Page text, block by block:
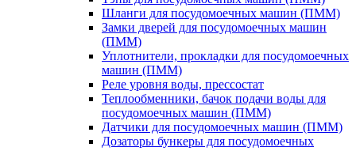
Шланги для посудомоечных машин (ПММ)
Замки дверей для посудомоечных машин
(ПММ)
Уплотнители, прокладки для посудомоечных
машин (ПММ)
Реле уровня воды, прессостат
Теплообменники, бачок подачи воды для
посудомоечных машин (ПММ)
Датчики для посудомоечных машин (ПММ)
Дозаторы бункеры для посудомоечных